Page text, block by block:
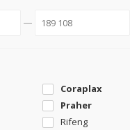
Coraplax
Praher
Rifeng